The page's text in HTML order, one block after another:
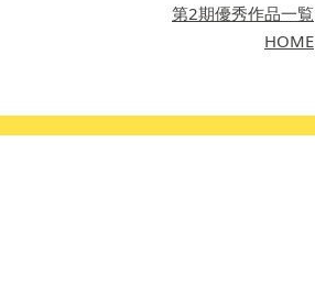
第2期優秀作品一覧
HOME